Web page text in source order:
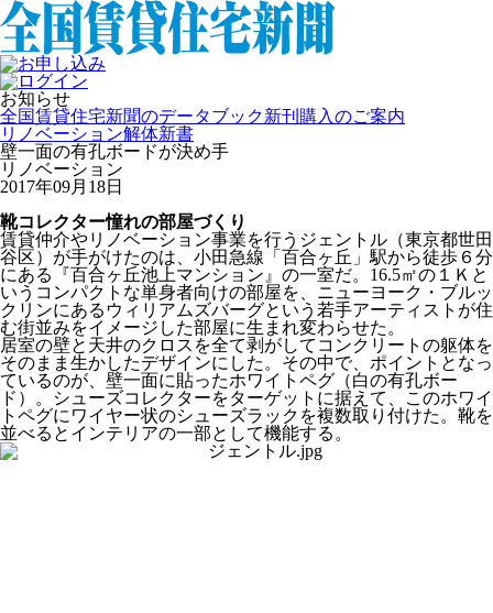
お知らせ
全国賃貸住宅新聞のデータブック新刊購入のご案内
リノベーション解体新書
壁一面の有孔ボードが決め手
リノベーション
2017年09月18日
靴コレクター憧れの部屋づくり
賃貸仲介やリノベーション事業を行うジェントル（東京都世田
谷区）が手がけたのは、小田急線「百合ヶ丘」駅から徒歩６分
にある『百合ヶ丘池上マンション』の一室だ。16.5㎡の１Ｋと
いうコンパクトな単身者向けの部屋を、ニューヨーク・ブルッ
クリンにあるウィリアムズバーグという若手アーティストが住
む街並みをイメージした部屋に生まれ変わらせた。
居室の壁と天井のクロスを全て剥がしてコンクリートの躯体を
そのまま生かしたデザインにした。その中で、ポイントとなっ
ているのが、壁一面に貼ったホワイトペグ（白の有孔ボー
ド）。シューズコレクターをターゲットに据えて、このホワイ
トペグにワイヤー状のシューズラックを複数取り付けた。靴を
並べるとインテリアの一部として機能する。